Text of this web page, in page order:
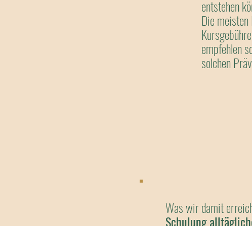
entstehen
Die
empfehlen
solchen
Was wir damit
Schulung